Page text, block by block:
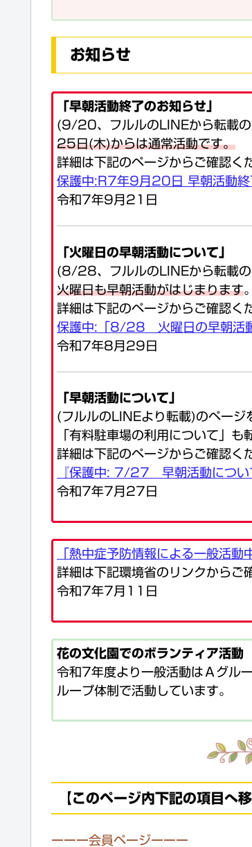
お知らせ
「早朝活動終了のお知らせ」
(9/20、フルルのLINEから転載の
25日(木)からは通常活動です。
詳細は下記のページからご確認く
保護中:R7年9月20日 早朝活動終
令和7年9月21日
「火曜日の早朝活動について」
(8/28、フルルのLINEから転載の
火曜日も早朝活動がはじまります。
詳細は下記のページからご確認く
保護中:「8/28 火曜日の早朝活動
令和7年8月29日
「早朝活動について」
(フルルのLINEより転載)のページ
「有料駐車場の利用について」も
詳細は下記のページからご確認く
『保護中: 7/27 早朝活動につい
令和7年7月27日
「熱中症予防情報による一般活動
詳細は下記環境省のリンクからご
令和7年7月11日
花の文化園でのボランティア活動
令和7年度より一般活動はＡグル
ループ体制で活動しています。
【このページ内下記の項目へ
ーーー会員ページーーー